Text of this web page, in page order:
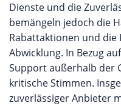
Dienste und die
bemängeln jedoch die
Rabattaktionen und
Abwicklung. In Bezug
Support außerhalb der
kritische Stimmen.
zuverlässiger Anbieter